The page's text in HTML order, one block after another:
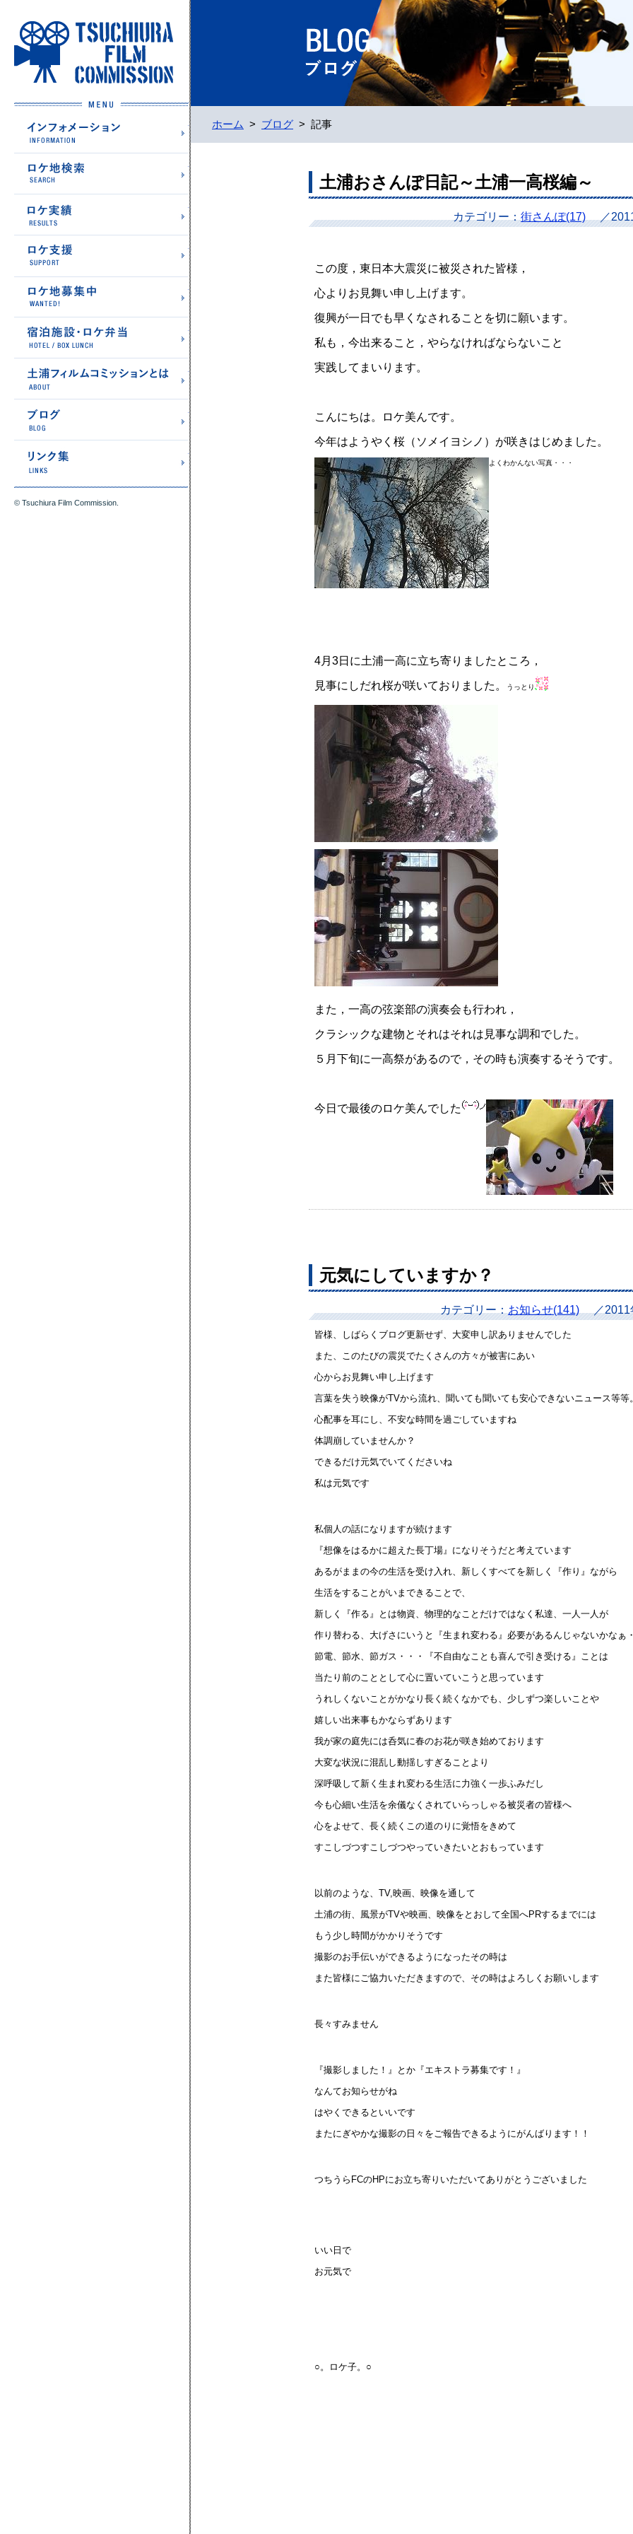
土浦フィルムコミッションホームページ
インフォメーション
ロケ地検索
ロケ実績
ロケ支援
ロケ地募集中
宿泊施設・ロケ弁当
土浦フィルムコミッションとは
ブログ
リンク集
© Tsuchiura Film Commission.
ホーム > ブログ > 記事
土浦おさんぽ日記～土浦一高桜編～
カテゴリー： 街さんぽ(17) ／
この度，東日本大震災に被災された皆様，
心よりお見舞い申し上げます。
復興が一日でも早くなされることを切に願います。
私も，今出来ること，やらなければならないこと
実践してまいります。
こんにちは。ロケ美んです。
今年はようやく桜（ソメイヨシノ）が咲きはじめました。
よくわかんない写真・・・
4月3日に土浦一高に立ち寄りましたところ，
見事にしだれ桜が咲いておりました。 うっとり
また，一高の弦楽部の演奏会も行われ，
クラシックな建物とそれはそれは見事な調和でした。
５月下旬に一高祭があるので，その時も演奏するそうです。
今日で最後のロケ美んでした
元気にしていますか？
カテゴリー： お知らせ(141) ／
皆様、しばらくブログ更新せず、大変申し訳ありませんでした
また、このたびの震災でたくさんの方々が被害にあい
心からお見舞い申し上げます
言葉を失う映像がTVから流れ、聞いても聞いても安心できないニュース等等
心配事を耳にし、不安な時間を過ごしていますね
体調崩していませんか？
できるだけ元気でいてくださいね
私は元気です
私個人の話になりますが続けます
『想像をはるかに超えた長丁場』になりそうだと考えています
あるがままの今の生活を受け入れ、新しくすべてを新しく『作り』ながら
生活をすることがいまできることで、
新しく『作る』とは物資、物理的なことだけではなく私達、一人一人が
作り替わる、大げさにいうと『生まれ変わる』必要があるんじゃないかなぁ
節電、節水、節ガス・・・『不自由なことも喜んで引き受ける』ことは
当たり前のこととして心に置いていこうと思っています
うれしくないことがかなり長く続くなかでも、少しずつ楽しいことや
嬉しい出来事もかならずあります
我が家の庭先には呑気に春のお花が咲き始めております
大変な状況に混乱し動揺しすぎることより
深呼吸して新く生まれ変わる生活に力強く一歩ふみだし
今も心細い生活を余儀なくされていらっしゃる被災者の皆様へ
心をよせて、長く続くこの道のりに覚悟をきめて
すこしづつすこしづつやっていきたいとおもっています
以前のような、TV,映画、映像を通して
土浦の街、風景がTVや映画、映像をとおして全国へPRするまでには
もう少し時間がかかりそうです
撮影のお手伝いができるようになったその時は
また皆様にご協力いただきますので、その時はよろしくお願いします
長々すみません
『撮影しました！』とか『エキストラ募集です！』
なんてお知らせがね
はやくできるといいです
またにぎやかな撮影の日々をご報告できるようにがんばります！！
つちうらFCのHPにお立ち寄りいただいてありがとうございました
いい日で
お元気で
○。ロケ子。○